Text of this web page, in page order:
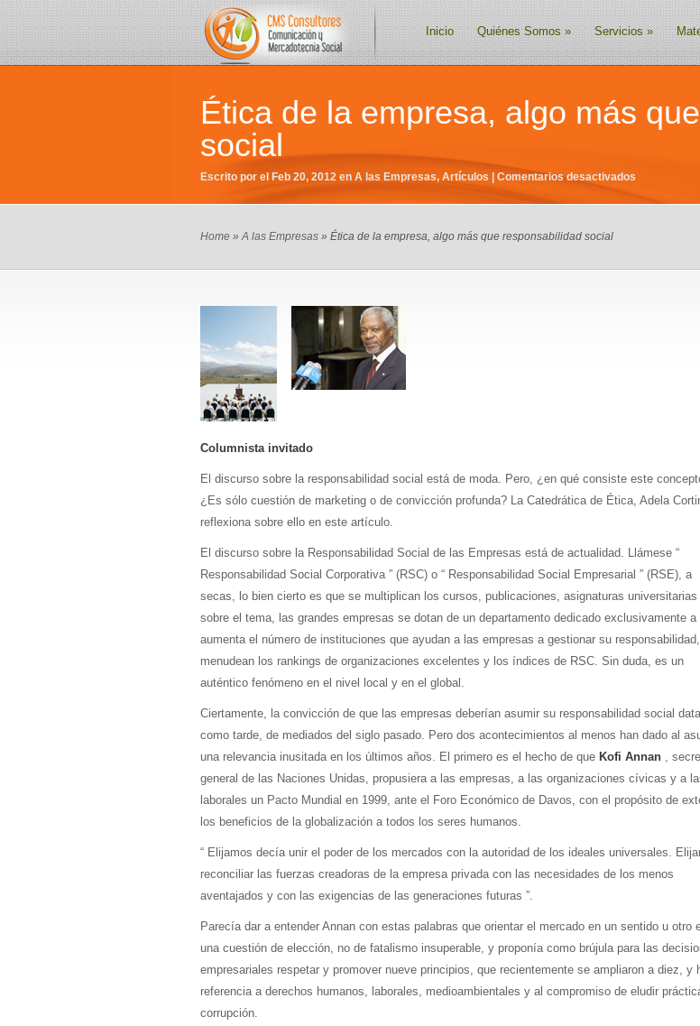
Inicio Quiénes Somos» Servicios»
Ética de la empresa, algo más
social
Escrito por el Feb 20, 2012 en A las Empresas, Artículos Comentarios desactivados
Home »A las Empresas » Ética de la empresa, algo más que responsabilidad social
Columnista invitado
El discurso sobre la responsabilidad social está de moda. Pero, ¿en qué consiste este
¿Es sólo cuestión de marketing o de convicción profunda? La Catedrática de Ética, Adela
reflexiona sobre ello en este artículo.
El discurso sobre la Responsabilidad Social de las Empresas está de actualidad. Llámese “
Responsabilidad Social Corporativa ” (RSC) o “ Responsabilidad Social Empresarial ” (RSE), a
secas, lo bien cierto es que se multiplican los cursos, publicaciones, asignaturas universitarias
sobre el tema, las grandes empresas se dotan de un departamento dedicado exclusivamente a
aumenta el número de instituciones que ayudan a las empresas a gestionar su responsabilidad,
menudean los rankings de organizaciones excelentes y los índices de RSC. Sin duda, es un
auténtico fenómeno en el nivel local y en el global.
Ciertamente, la convicción de que las empresas deberían asumir su responsabilidad social
como tarde, de mediados del siglo pasado. Pero dos acontecimientos al menos han dado al
una relevancia inusitada en los últimos años. El primero es el hecho de que Kofi Annan ,
general de las Naciones Unidas, propusiera a las empresas, a las organizaciones cívicas y a
laborales un Pacto Mundial en 1999, ante el Foro Económico de Davos, con el propósito de
los beneficios de la globalización a todos los seres humanos.
“ Elijamos decía unir el poder de los mercados con la autoridad de los ideales universales.
reconciliar las fuerzas creadoras de la empresa privada con las necesidades de los menos
aventajados y con las exigencias de las generaciones futuras ”.
Parecía dar a entender Annan con estas palabras que orientar el mercado en un sentido u otro
una cuestión de elección, no de fatalismo insuperable, y proponía como brújula para las
empresariales respetar y promover nueve principios, que recientemente se ampliaron a diez, y
referencia a derechos humanos, laborales, medioambientales y al compromiso de eludir
corrupción.